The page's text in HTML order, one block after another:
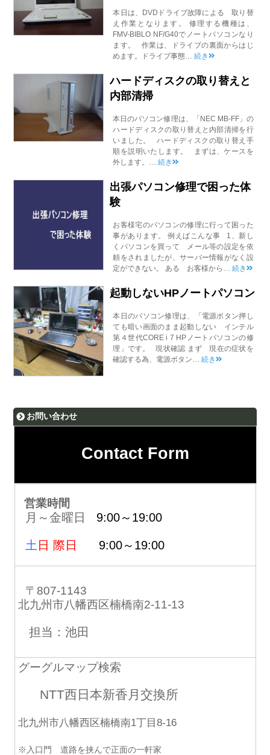
本日は、DVDドライブ故障による 取り替
え作業となります。 修理する機種は、
FMV-BIBLO NF/G40でノートパソコンなり
ます。 作業は、ドライブの裏面からはじ
めます。ドライブ事態…続き
ハードディスクの取り替えと
内部清掃
本日のパソコン修理は、「NEC MB-FF」の
ハードディスクの取り替えと内部清掃を行
いました。 ハードディスクの取り替え手
順を説明いたします。 まずは、ケースを
外します。…続き
出張パソコン修理で困った体
験
お客様宅のパソコンの修理に行って困った
事があります。 例えばこんな事 1、新し
くパソコンを買って メール等の設定を依
頼をされましたが、サーバー情報がなく設
定ができない。 ある お客様から…続き
起動しないHPノートパソコン
本日のパソコン修理は、「電源ボタン押し
ても暗い画面のまま起動しない インテル
第４世代CORE i 7 HPノートパソコンの修
理」です。 現状確認 まず 現在の症状を
確認する為、電源ボタン…続き
お問い合わせ
Contact Form
営業時間
月～金曜日 9:00～19:00
土 日 際日 9:00～19:00
〒807-1143
北九州市八幡西区楠橋南2-11-13
担当：池田
グーグルマップ検索
NTT西日本新香月交換所
北九州市八幡西区楠橋南1丁目8-16
※入口門 道路を挟んで正面の一軒家